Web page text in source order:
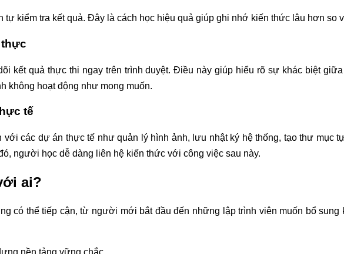
tự kiểm tra kết quả. Đây là cách học hiệu quả giúp ghi nhớ kiến thức lâu hơn so
thực
kết quả thực thi ngay trên trình duyệt. Điều này giúp hiểu rõ sự khác biệt
không hoạt động như mong muốn.
tế
các dự án thực tế như quản lý hình ảnh, lưu nhật ký hệ thống, tạo thư mục
người học dễ dàng liên hệ kiến thức với công việc sau này.
ai?
có thể tiếp cận, từ người mới bắt đầu đến những lập trình viên muốn bổ
nền tảng vững chắc.